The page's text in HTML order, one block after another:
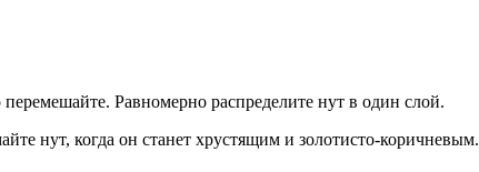
Равномерно распределите нут в один слой.
нут, когда он станет хрустящим и золотисто-коричневым.